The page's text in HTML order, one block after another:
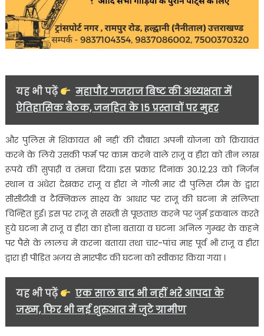
यह भी पढ़ें
महापौर गजराज बिष्ट की अध्यक्षता में
ऐतिहासिक बैठक, जनहित के 15 प्रस्तावों पर मुहर
और पुलिस में शिकायत भी नहीं की दौबारा अपनी योजना को क्रियावंत
करने के लिये उसकी फर्म पर काम करने वाले राजू व हीरा को तीन लाख
रूपये की सुपारी व तंमचा दिया। इस प्रकार दिनांक 30.12.23 को निर्जन
स्थान व अंधेरा देखकर राजू व हीरा ने गोली मार दी पुलिस टीम के द्वारा
सीसीटीवी व टैक्निकल साक्ष्य के आधार पर राजू की घटना में संलिप्ता
चिन्हित हुई। इस पर राजू से सख्ती से पूछताछ करने पर जुर्म इकबाल करते
हुये घटना मेें राजू व हीरा का होना बताया व घटना अनिल गुम्बर के कहने
पर पैसे के लालच में करना बताया तथा चार-पांच माह पूर्व भी राजू व हीरा
द्वारा ही पीड़ित अजय से मारपीट की घटना को स्वीकार किया गया ।
यह भी पढ़ें
एक साल बाद भी नहीं भरे आपदा के
जख्म, फिर भी नई शुरुआत में जुटे ग्रामीण